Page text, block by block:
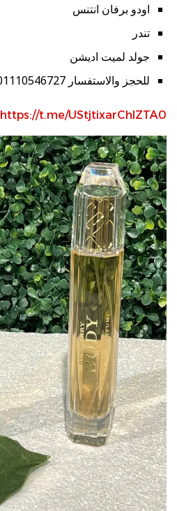
اودو برفان انتنس
تندر
جولد لميت اديشن
للحجز والاستفسار 01110546727
https://t.me/UStjtixarChlZTA0